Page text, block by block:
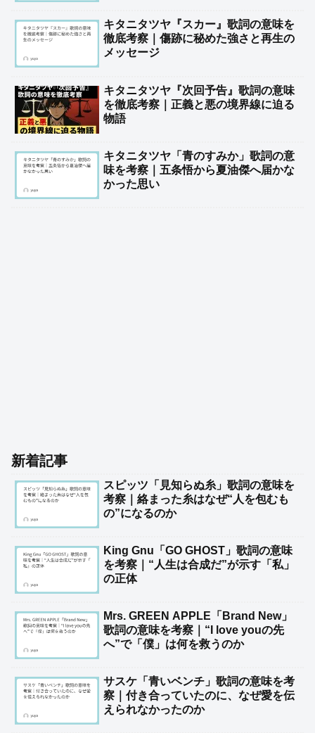
キタニタツヤ『スカー』歌詞の意味を
徹底考察｜傷跡に秘めた強さと再生の
メッセージ
キタニタツヤ『次回予告』歌詞の意味
を徹底考察｜正義と悪の境界線に迫る
物語
キタニタツヤ「青のすみか」歌詞の意
味を考察｜五条悟から夏油傑へ届かな
かった思い
新着記事
スピッツ「見知らぬ糸」歌詞の意味を
考察｜絡まった糸はなぜ“人を包むも
の”になるのか
King Gnu「GO GHOST」歌詞の意味
を考察｜“人生は合成だ”が示す「私」
の正体
Mrs. GREEN APPLE「Brand New」
歌詞の意味を考察｜“I love youの先
へ”で「僕」は何を救うのか
サスケ「青いベンチ」歌詞の意味を考
察｜付き合っていたのに、なぜ愛を伝
えられなかったのか